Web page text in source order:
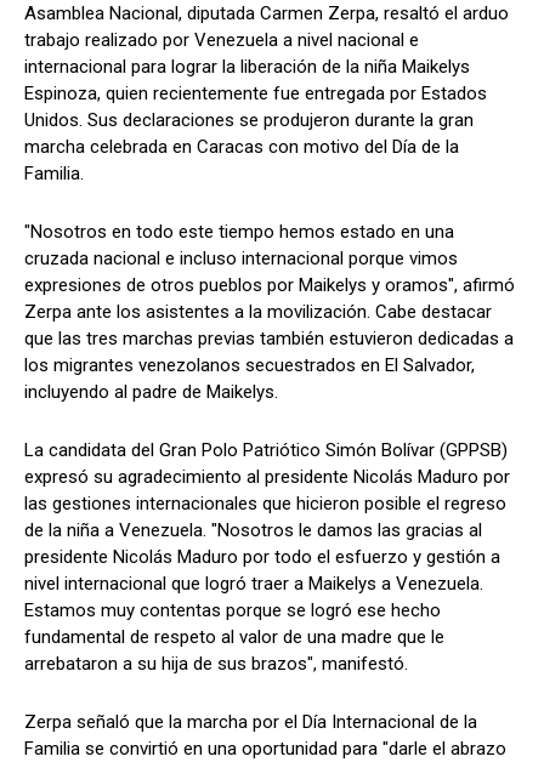
Asamblea Nacional, diputada Carmen Zerpa, resaltó el arduo
trabajo realizado por Venezuela a nivel nacional e
internacional para lograr la liberación de la niña Maikelys
Espinoza, quien recientemente fue entregada por Estados
Unidos. Sus declaraciones se produjeron durante la gran
marcha celebrada en Caracas con motivo del Día de la
Familia.
"Nosotros en todo este tiempo hemos estado en una
cruzada nacional e incluso internacional porque vimos
expresiones de otros pueblos por Maikelys y oramos", afirmó
Zerpa ante los asistentes a la movilización. Cabe destacar
que las tres marchas previas también estuvieron dedicadas a
los migrantes venezolanos secuestrados en El Salvador,
incluyendo al padre de Maikelys.
La candidata del Gran Polo Patriótico Simón Bolívar (GPPSB)
expresó su agradecimiento al presidente Nicolás Maduro por
las gestiones internacionales que hicieron posible el regreso
de la niña a Venezuela. "Nosotros le damos las gracias al
presidente Nicolás Maduro por todo el esfuerzo y gestión a
nivel internacional que logró traer a Maikelys a Venezuela.
Estamos muy contentas porque se logró ese hecho
fundamental de respeto al valor de una madre que le
arrebataron a su hija de sus brazos", manifestó.
Zerpa señaló que la marcha por el Día Internacional de la
Familia se convirtió en una oportunidad para "darle el abrazo